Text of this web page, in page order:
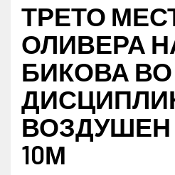
ТРЕТО
ОЛИВЕРА
БИКОВА ВО
10М